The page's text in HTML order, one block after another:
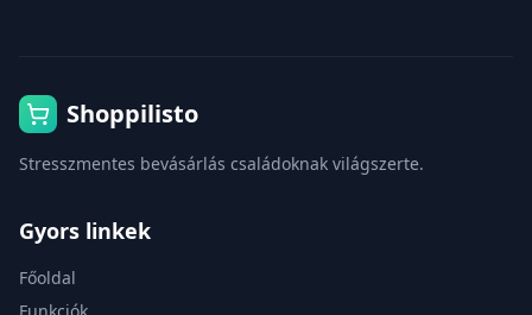
Shoppilisto
Stresszmentes bevásárlás családoknak világszerte.
Gyors linkek
Főoldal